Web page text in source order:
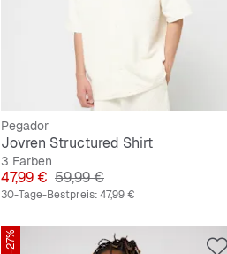
Pegador
Jovren Structured Shirt
3 Farben
Preis
47,99 € Originalpreis
59,99 €
30-Tage-Bestpreis:47,99 €
-27%